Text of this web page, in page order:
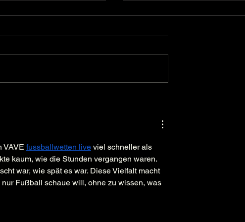
VAVE fussballwetten live viel schneller als
kaum, wie die Stunden vergangen waren.
war, wie spät es war. Diese Vielfalt macht
Fußball schaue will, ohne zu wissen, was